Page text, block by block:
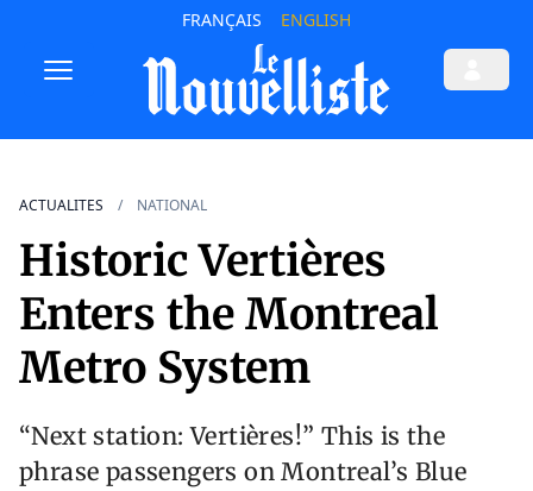
FRANÇAIS ENGLISH
ACTUALITES NATIONAL
Historic Vertières
Enters the Montreal
Metro System
“Next station: Vertières!” This is the
phrase passengers on Montreal’s Blue